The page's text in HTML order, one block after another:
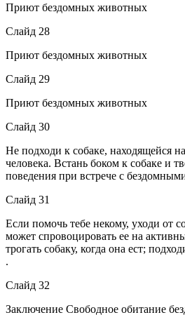
Приют бездомных животных
Слайд 28
Приют бездомных животных
Слайд 29
Приют бездомных животных
Слайд 30
Не подходи к собаке, находящейся
человека. Встань боком к собаке и
поведения при встрече с
Слайд 31
Если помочь тебе некому, уходи от
может спровоцировать ее на
трогать собаку, когда она ест;
.
Слайд 32
Заключение Свободное обитание